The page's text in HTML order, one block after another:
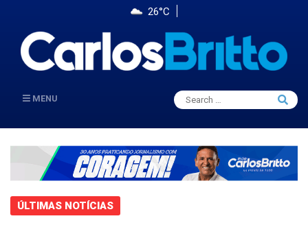
26°C
MENU
Search
for:
Search
ÚLTIMAS NOTÍCIAS